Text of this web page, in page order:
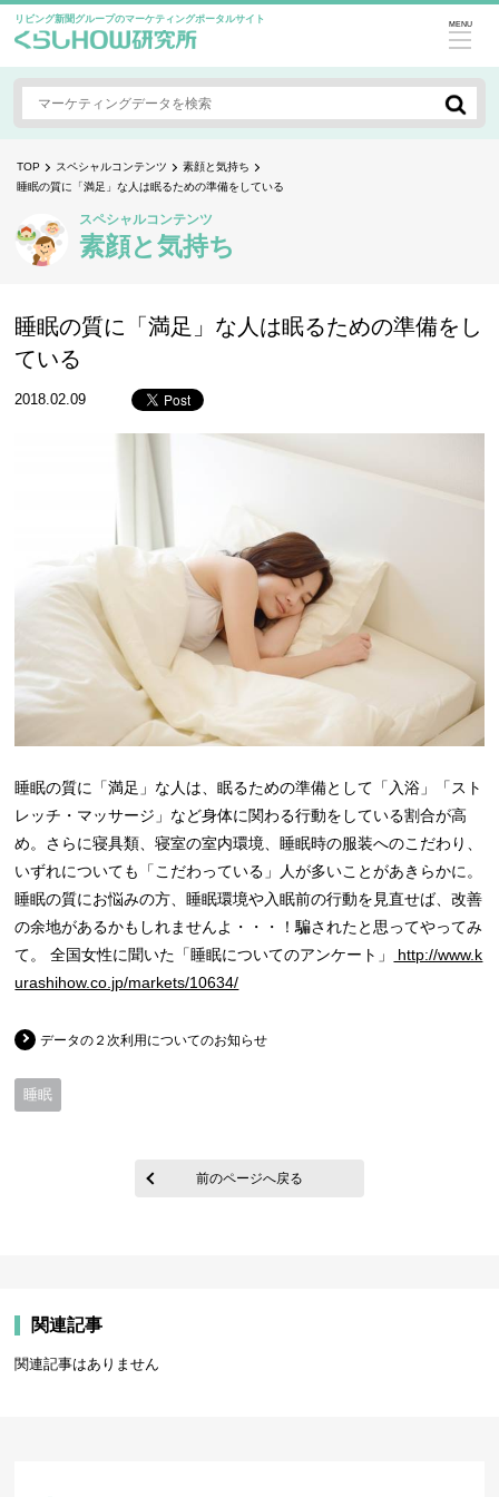
リビング新聞グループのマーケティングポータルサイト MENU
TOP スペシャルコンテンツ
素顔と気持ち
睡眠の質に「満足」な人は眠るための準備をしている
スペシャルコンテンツ
素顔と気持ち
睡眠の質に「満足」な人は眠るための準備をし
ている
2018.02.09
睡眠の質に「満足」な人は、眠るための準備として「入浴」「スト
レッチ・マッサージ」など身体に関わる行動をしている割合が高
め。さらに寝具類、寝室の室内環境、睡眠時の服装へのこだわり、
いずれについても「こだわっている」人が多いことがあきらかに。
睡眠の質にお悩みの方、睡眠環境や入眠前の行動を見直せば、改善
の余地があるかもしれませんよ・・・！騙されたと思ってやってみ
て。 全国女性に聞いた「睡眠についてのアンケート」
http://www.k
urashihow.co.jp/markets/10634/
データの２次利用についてのお知らせ
睡眠
前のページへ戻る
関連記事
関連記事はありません